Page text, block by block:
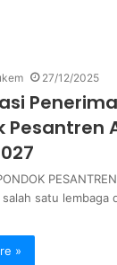
27/12/2025
Pesantren
satu lembaga
»